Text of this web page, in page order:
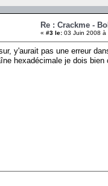
Re : Crackme -
« #3 le: 03 Juin 2008 à
y'aurait pas une erreur
hexadécimale je dois